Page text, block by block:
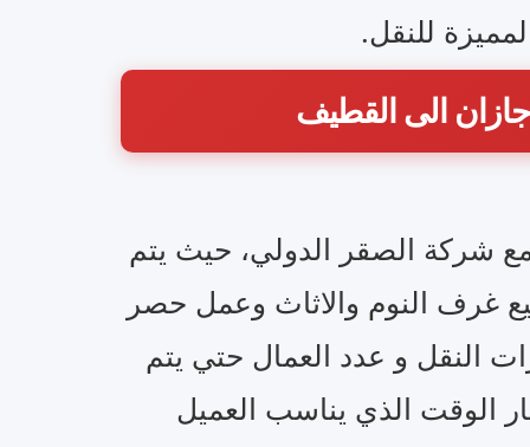
للنقل.
الى القطيف
شركة الصقر الدولي، حيث يتم
غرف النوم والاثاث وعمل حصر
النقل و عدد العمال حتي يتم
الوقت الذي يناسب العميل